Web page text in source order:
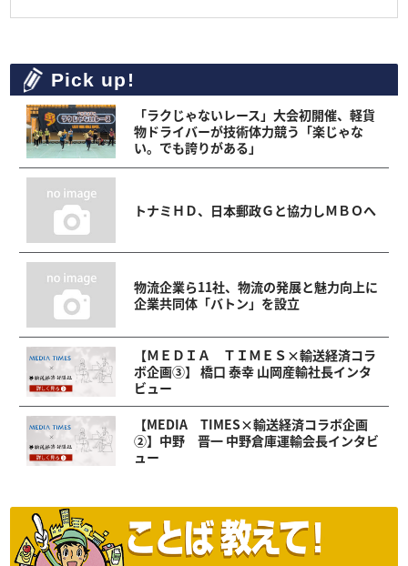
Pick up!
「ラクじゃないレース」大会初開催、軽貨
物ドライバーが技術体力競う「楽じゃな
い。でも誇りがある」
トナミＨＤ、日本郵政Ｇと協力しＭＢＯへ
物流企業ら11社、物流の発展と魅力向上に
企業共同体「バトン」を設立
【ＭＥＤＩＡ ＴＩＭＥＳ×輸送経済コラ
ボ企画③】 橋口 泰幸 山岡産輸社長インタ
ビュー
【MEDIA TIMES×輸送経済コラボ企画
②】中野 晋一 中野倉庫運輸会長インタビ
ュー